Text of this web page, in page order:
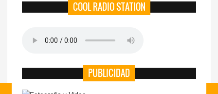
COOL RADIO STATION
PUBLICIDAD